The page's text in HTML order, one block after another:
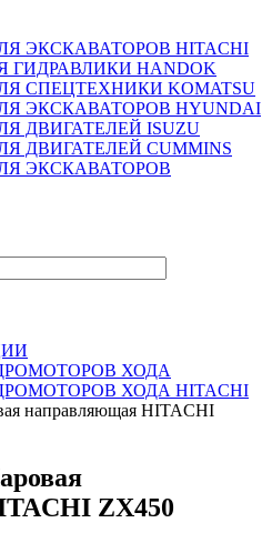
ЭКСКАВАТОРОВ HITACHI
ГИДРАВЛИКИ HANDOK
СПЕЦТЕХНИКИ KOMATSU
ЭКСКАВАТОРОВ HYUNDAI
ДВИГАТЕЛЕЙ ISUZU
ДВИГАТЕЛЕЙ CUMMINS
ЭКСКАВАТОРОВ
ХОДА
ХОДА HITACHI
направляющая HITACHI
ZX450